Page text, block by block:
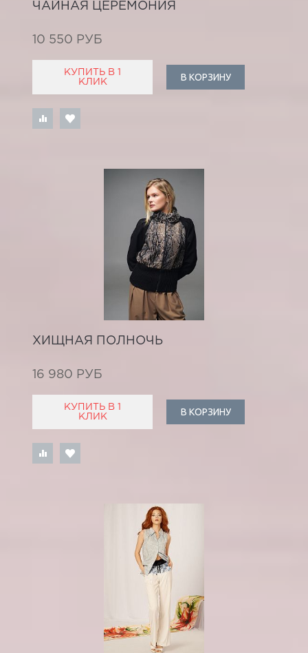
ЧАЙНАЯ ЦЕРЕМОНИЯ
10 550 РУБ
КУПИТЬ В 1
КЛИК
В КОРЗИНУ
ХИЩНАЯ ПОЛНОЧЬ
16 980 РУБ
КУПИТЬ В 1
КЛИК
В КОРЗИНУ